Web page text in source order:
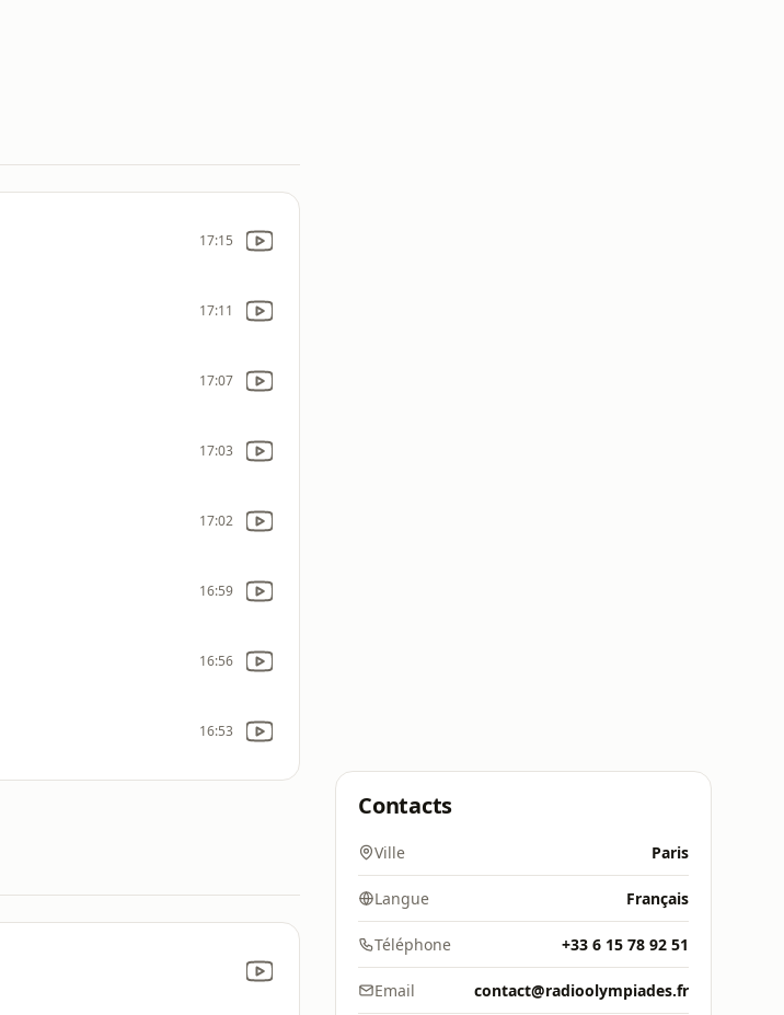
17:15
17:11
17:07
17:03
17:02
16:59
16:56
16:53
Contacts
Ville Paris
Langue Français
Téléphone +33 6 15 78 92 51
Email contact@radioolympiades.fr